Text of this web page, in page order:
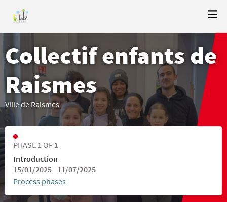
Collectif enfants de
Raismes
Ville de Raismes
PHASE 1 OF 1
Introduction
15/01/2025 - 11/07/2025
Process phases